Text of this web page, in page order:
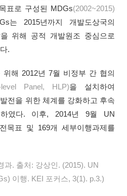
표로 구성된 MDGs(2002~2015)
는 2015년까지 개발도상국의
위해 공적 개발원조 중심으로
.
해 2012년 7월 비정부 간 협의
level Panel, HLP)을 설치하여
전을 위한 체계를 강화하고 후속
였다. 이후, 2014년 9월 UN
목표 및 169개 세부이행과제를
과. 출처: 강상인. (2015). UN
이행. KEI 포커스, 3(1). p.3.)